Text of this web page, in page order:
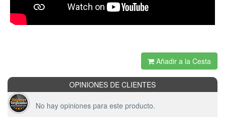
Añadir a la Cesta
OPINIONES DE CLIENTES
No hay opiniones para este producto.